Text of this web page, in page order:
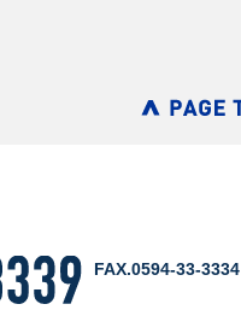
FAX.0594-33-3334